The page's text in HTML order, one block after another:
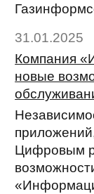
31.01.2025
Компания
новые
Цифровым